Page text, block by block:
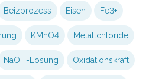
Beizprozess Eisen Fe3+
KMnO4 Metallchloride
NaOH-Lösung Oxidationskraft